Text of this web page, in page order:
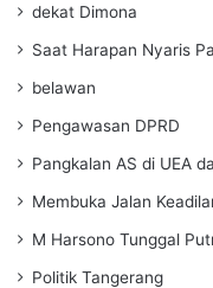
dekat Dimona
Saat Harapan Nyaris
belawan
Pengawasan DPRD
Pangkalan AS di UEA
Membuka Jalan
M Harsono Tunggal
Politik Tangerang